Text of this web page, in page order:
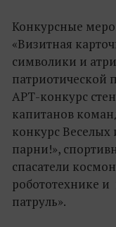
Конкурсные
«Визитная
символики и
патриотической
АРТ-конкурс
капитанов
конкурс
парни!»,
спасатели
робототехнике
патруль».